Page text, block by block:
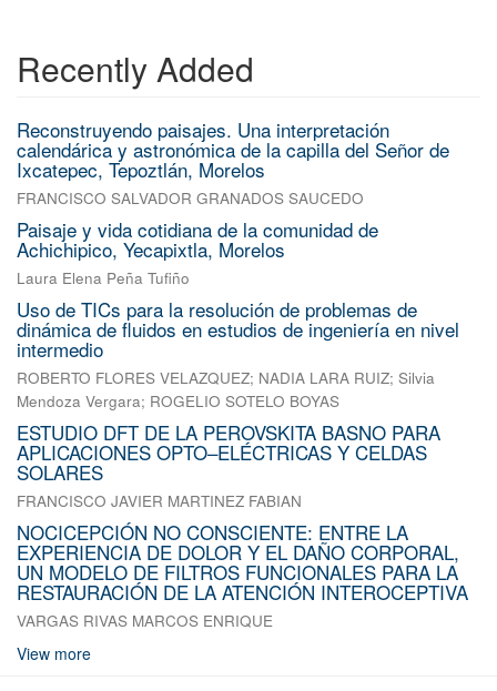
Recently Added
Reconstruyendo paisajes. Una interpretación
calendárica y astronómica de la capilla del Señor de
Ixcatepec, Tepoztlán, Morelos
FRANCISCO SALVADOR GRANADOS SAUCEDO
Paisaje y vida cotidiana de la comunidad de
Achichipico, Yecapixtla, Morelos
Laura Elena Peña Tufiño
Uso de TICs para la resolución de problemas de
dinámica de fluidos en estudios de ingeniería en nivel
intermedio
ROBERTO FLORES VELAZQUEZ; NADIA LARA RUIZ; Silvia
Mendoza Vergara; ROGELIO SOTELO BOYAS
ESTUDIO DFT DE LA PEROVSKITA BASNO PARA
APLICACIONES OPTO–ELÉCTRICAS Y CELDAS
SOLARES
FRANCISCO JAVIER MARTINEZ FABIAN
NOCICEPCIÓN NO CONSCIENTE: ENTRE LA
EXPERIENCIA DE DOLOR Y EL DAÑO CORPORAL,
UN MODELO DE FILTROS FUNCIONALES PARA LA
RESTAURACIÓN DE LA ATENCIÓN INTEROCEPTIVA
VARGAS RIVAS MARCOS ENRIQUE
View more